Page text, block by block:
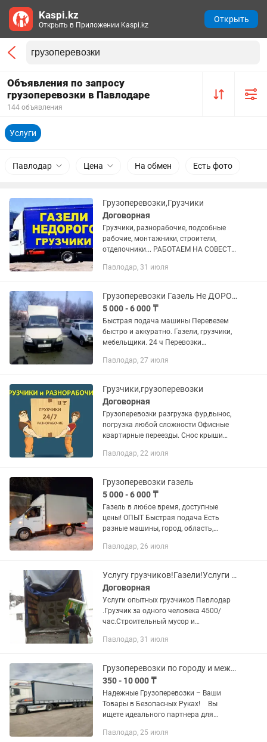
Объявления по запросу
грузоперевозки в Павлодаре
144 объявления
Услуги
Павлодар Цена На обмен Есть фото
Грузоперевозки,Грузчики
Договорная
Грузчики, разнорабочие, подсобные
рабочие, монтажники, строители,
отделочники... РАБОТАЕМ НА СОВЕСТЬ
ОБЪЯВЛЕНИЕ В ИЗБРАННОЕ, ЧТОБЫ
очень...
Павлодар, 31 июля
Грузоперевозки Газель Не ДОРОГО
5 000 - 6 000 ₸
Быстрая подача машины Перевезем
быстро и аккуратно. Газели, грузчики,
мебельщики. 24 ч Перевозки
Павлодар, так же междугородние
Павлодар, 27 июля
Грузчики,грузоперевозки
Договорная
Грузоперевозки разгрузка фур,вынос,
погрузка любой сложности Офисные
квартирные переезды. Снос крыши
демонтаж,кровля Уборка территории ,
Павлодар, 22 июля
Грузоперевозки газель
5 000 - 6 000 ₸
Газель в любое время, доступные
цены! ОПЫТ Быстрая подача Есть
разные машины, город, область,
чистый с ковром и освещением,
Павлодар, 26 июля
Услугу грузчиков!Газели!Услуги грузоперевозки!
Договорная
Услуги опытных грузчиков Павлодар
.Грузчик за одного человека 4500/
час.Строительный мусор и
тенге/час!!С 20.00 цена
грузчиков (более 50...
Павлодар, 31 июля
Грузоперевозки по городу и межгород Фура Длинномер
350 - 10 000 ₸
Надежные Грузоперевозки – Ваши
Товары в Безопасных Руках! Вы
ищете идеального партнера для
надежный путь к успешной доставке!
Павлодар, 25 июля
Kaspi.kz
Открыть в Приложении Kaspi.kz
Открыть